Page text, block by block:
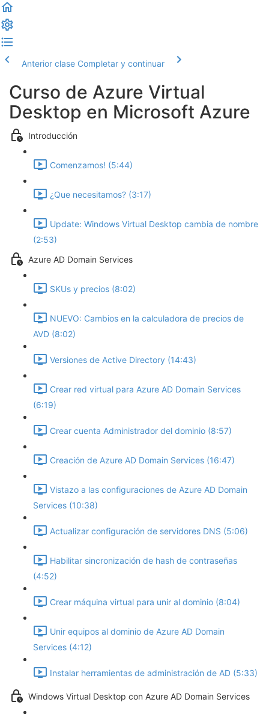
Anterior clase Completar y continuar
Curso de Azure Virtual
Desktop en Microsoft Azure
Introducción
Comenzamos! (5:44)
¿Que necesitamos? (3:17)
Update: Windows Virtual Desktop cambia de nombre
(2:53)
Azure AD Domain Services
SKUs y precios (8:02)
NUEVO: Cambios en la calculadora de precios de
AVD (8:02)
Versiones de Active Directory (14:43)
Crear red virtual para Azure AD Domain Services
(6:19)
Crear cuenta Administrador del dominio (8:57)
Creación de Azure AD Domain Services (16:47)
Vistazo a las configuraciones de Azure AD Domain
Services (10:38)
Actualizar configuración de servidores DNS (5:06)
Habilitar sincronización de hash de contraseñas
(4:52)
Crear máquina virtual para unir al dominio (8:04)
Unir equipos al dominio de Azure AD Domain
Services (4:12)
Instalar herramientas de administración de AD (5:33)
Windows Virtual Desktop con Azure AD Domain Services